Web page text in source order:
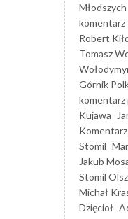
Młodszych
komentarz
Robert
Tomasz
Górnik
komentarz
Kujawa
Stomil
Jakub
Stomil
Michał
Dzięcioł